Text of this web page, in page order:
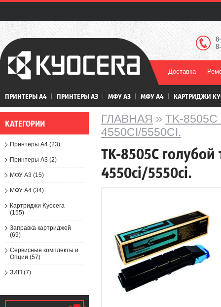
Доставка
ПРИНТЕРЫ А4 ПРИНТЕРЫ А3 МФУ А3 МФУ А4 КАРТРИДЖИ
КАТЕГОРИИ
Принтеры А4 (23)
Принтеры А3 (2)
МФУ А3 (15)
МФУ А4 (34)
Картриджи Kyocera
(155)
Заправка картриджей
(69)
Сервисные комплекты и
Опции (57)
ЗИП (7)
ГЛАВНАЯ » TK-
4550CI/5550CI.
TK-8505C
4550ci/5550ci.